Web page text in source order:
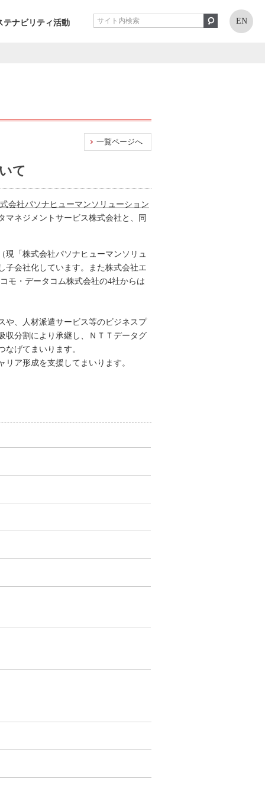
テナビリティ活動 EN
一覧ページへ
て
会社パソナヒューマンソリューション
ネジメントサービス株式会社と、同
現「株式会社パソナヒューマンソリュ
子会社化しています。また株式会社エ
モ・データコム株式会社の4社からは
や、人材派遣サービス等のビジネスプ
収分割により承継し、ＮＴＴデータグ
げてまいります。
ア形成を支援してまいります。